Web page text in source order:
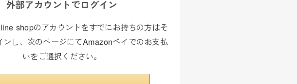
外部アカウントでログイン
shopのアカウントをすでにお持ちの方はそ
ンし、次のページにてAmazonペイでのお支払
いをご選択ください。